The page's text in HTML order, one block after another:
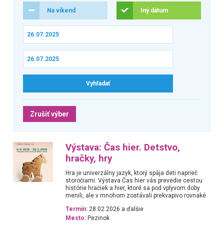
Na víkend Iný dátum
Zrušiť výber
Výstava: Čas hier. Detstvo,
hračky, hry
Hra je univerzálny jazyk, ktorý spája deti naprieč
storočiami. Výstava Čas hier vás prevedie cestou
histórie hračiek a hier, ktoré sa pod vplyvom doby
menili, ale v mnohom zostávali prekvapivo rovnaké.
Termín: 28.02.2026 a ďalšie
Mesto: Pezinok